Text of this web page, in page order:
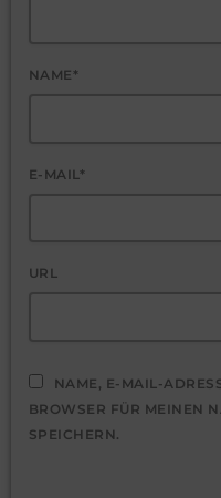
NAME*
E-MAIL*
URL
NAME, E-MAIL-
BROWSER FÜR MEINEN
SPEICHERN.